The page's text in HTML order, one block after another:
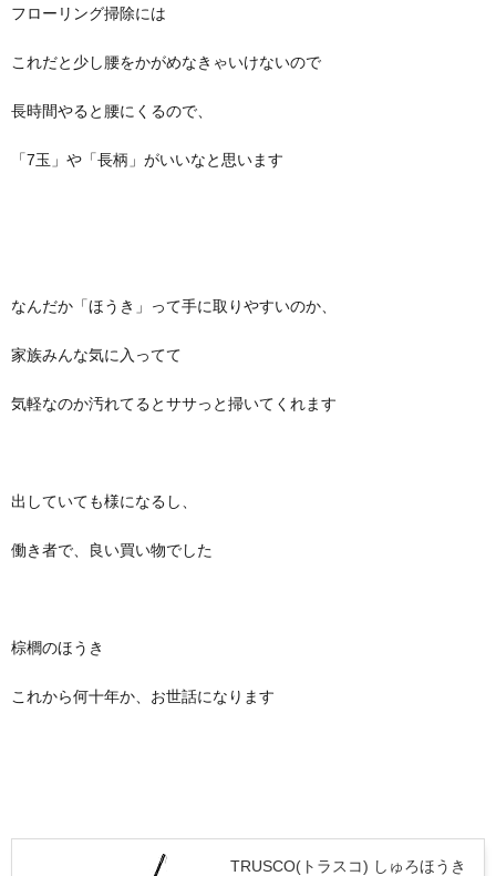
フローリング掃除には
これだと少し腰をかがめなきゃいけないので
長時間やると腰にくるので、
「7玉」や「長柄」がいいなと思います
なんだか「ほうき」って手に取りやすいのか、
家族みんな気に入ってて
気軽なのか汚れてるとササっと掃いてくれます
出していても様になるし、
働き者で、良い買い物でした
棕櫚のほうき
これから何十年か、お世話になります
TRUSCO(トラスコ) しゅろほうき